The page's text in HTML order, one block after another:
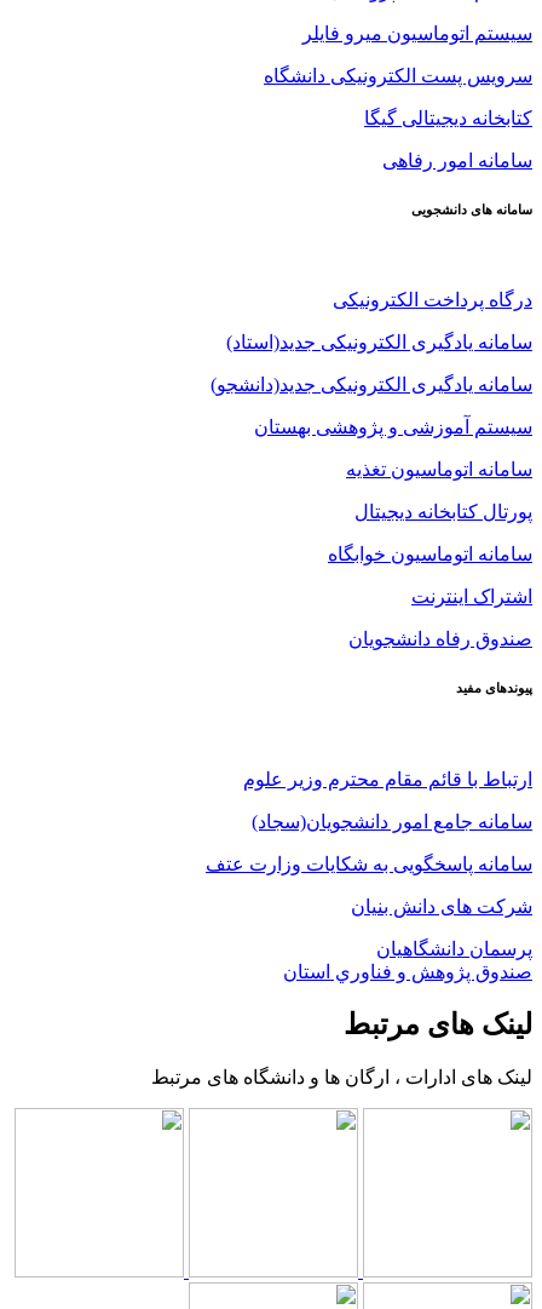
سیستم اتوماسیون میرو فایلر
سرویس پست الکترونیکی دانشگاه
کتابخانه دیجیتالی گیگا
سامانه امور رفاهی
سامانه های دانشجویی
درگاه پرداخت الکترونیکی
سامانه یادگیری الکترونیکی جدید(استاد)
سامانه یادگیری الکترونیکی جدید(دانشجو)
سیستم آموزشی و پژوهشی بهستان
سامانه اتوماسیون تغذیه
پورتال کتابخانه دیجیتال
سامانه اتوماسیون خوابگاه
اشتراک اینترنت
صندوق رفاه دانشجویان
پیوندهای مفید
ارتباط با قائم مقام محترم وزیر علوم
سامانه جامع امور دانشجویان(سجاد)
سامانه پاسخگویی به شکایات وزارت عتف
شرکت های دانش بنیان
پرسمان دانشگاهیان
صندوق پژوهش و فناوري استان
لینک های مرتبط
لینک های ادارات ، ارگان ها و دانشگاه های مرتبط